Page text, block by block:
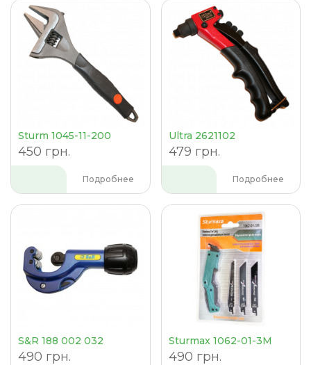
Sturm 1045-11-200
450 грн.
Подробнее
Ultra 2621102
479 грн.
Подробнее
S&R 188 002 032
490 грн.
Sturmax 1062-01-3M
490 грн.